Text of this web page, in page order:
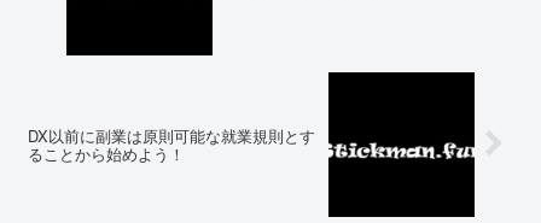
DX以前に副業は原則可能な就業規則とす
ることから始めよう！